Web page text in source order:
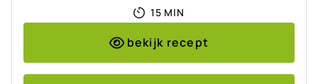
15MINUTEN
MIN
bekijk recept